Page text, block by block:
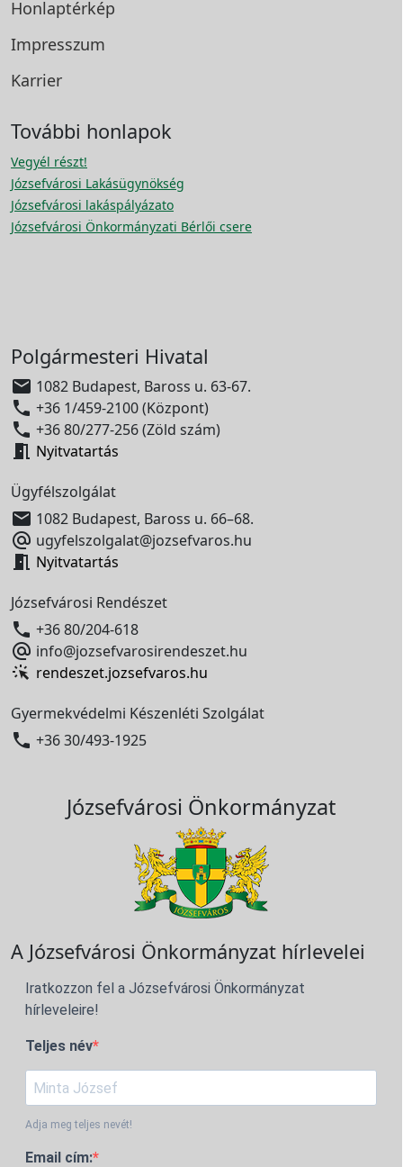
Honlaptérkép
Impresszum
Karrier
További honlapok
Vegyél részt!
Józsefvárosi Lakásügynökség
Józsefvárosi lakáspályázato
Józsefvárosi Önkormányzati Bérlői csere
Polgármesteri Hivatal
 1082 Budapest, Baross u. 63-67.
 +36 1/459-2100 (Központ)
 +36 80/277-256 (Zöld szám)
 Nyitvatartás
Ügyfélszolgálat
 1082 Budapest, Baross u. 66–68.
 ugyfelszolgalat@jozsefvaros.hu
 Nyitvatartás
Józsefvárosi Rendészet
 +36 80/204-618
 info@jozsefvarosirendeszet.hu
rendeszet.jozsefvaros.hu
Gyermekvédelmi Készenléti Szolgálat
 +36 30/493-1925
Józsefvárosi Önkormányzat
A Józsefvárosi Önkormányzat hírlevelei
Iratkozzon fel a Józsefvárosi Önkormányzat
hírleveleire!
Teljes név
Adja meg teljes nevét!
Email cím: